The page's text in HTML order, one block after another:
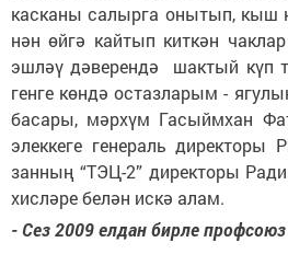
кас­ка­ны са­лыр­га оны­тып, кыш
нән өй­гә кай­тып кит­кән
эш­ләү дә­ве­рен­дә шак­тый күп
ген­ге көн­дә ос­таз­ла­рым -
ба­са­ры, мәр­хүм Га­сыйм­хан
элек­ке­ге ге­не­раль
зан­ның “ТЭЦ-2” ди­рек­то­ры
хис­лә­ре бе­лән ис­кә алам.
- Сез 2009 ел­дан бир­ле